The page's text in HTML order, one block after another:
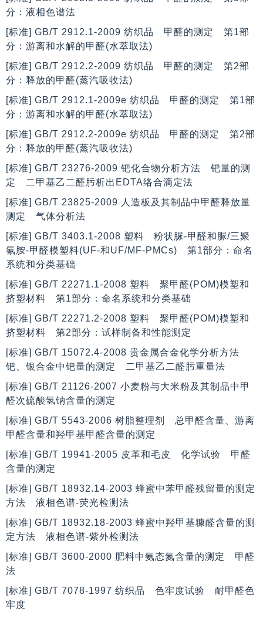
分：液相色谱法
[标准] GB/T 2912.1-2009 纺织品 甲醛的测定 第1部
分：游离和水解的甲醛(水萃取法)
[标准] GB/T 2912.2-2009 纺织品 甲醛的测定 第2部
分：释放的甲醛(蒸汽吸收法)
[标准] GB/T 2912.1-2009e 纺织品 甲醛的测定 第1部
分：游离和水解的甲醛(水萃取法)
[标准] GB/T 2912.2-2009e 纺织品 甲醛的测定 第2部
分：释放的甲醛(蒸汽吸收法)
[标准] GB/T 23276-2009 钯化合物分析方法 钯量的测
定 二甲基乙二醛肟析出EDTA络合滴定法
[标准] GB/T 23825-2009 人造板及其制品中甲醛释放量
测定 气体分析法
[标准] GB/T 3403.1-2008 塑料 粉状脲-甲醛和脲/三聚
氰胺-甲醛模塑料(UF-和UF/MF-PMCs) 第1部分：命名
系统和分类基础
[标准] GB/T 22271.1-2008 塑料 聚甲醛(POM)模塑和
挤塑材料 第1部分：命名系统和分类基础
[标准] GB/T 22271.2-2008 塑料 聚甲醛(POM)模塑和
挤塑材料 第2部分：试样制备和性能测定
[标准] GB/T 15072.4-2008 贵金属合金化学分析方法
钯、银合金中钯量的测定 二甲基乙二醛肟重量法
[标准] GB/T 21126-2007 小麦粉与大米粉及其制品中甲
醛次硫酸氢钠含量的测定
[标准] GB/T 5543-2006 树脂整理剂 总甲醛含量、游离
甲醛含量和羟甲基甲醛含量的测定
[标准] GB/T 19941-2005 皮革和毛皮 化学试验 甲醛
含量的测定
[标准] GB/T 18932.14-2003 蜂蜜中苯甲醛残留量的测定
方法 液相色谱-荧光检测法
[标准] GB/T 18932.18-2003 蜂蜜中羟甲基糠醛含量的测
定方法 液相色谱-紫外检测法
[标准] GB/T 3600-2000 肥料中氨态氮含量的测定 甲醛
法
[标准] GB/T 7078-1997 纺织品 色牢度试验 耐甲醛色
牢度